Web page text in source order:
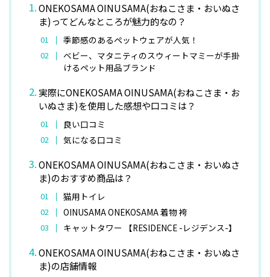
ONEKOSAMA OINUSAMA(おねこさま・おいぬさ
ま)ってどんなところが魅力的なの？
季節感のあるペットウェアが人気！
ベビー、マタニティのスウィートマミーが手掛
けるペット用品ブランド
実際にONEKOSAMA OINUSAMA(おねこさま・お
いぬさま)を使用した感想や口コミは？
良い口コミ
気になる口コミ
ONEKOSAMA OINUSAMA(おねこさま・おいぬさ
ま)のおすすめ商品は？
猫用トイレ
OINUSAMA ONEKOSAMA 着物 袴
キャットタワー 【RESIDENCE -レジデンス-】
ONEKOSAMA OINUSAMA(おねこさま・おいぬさ
ま)の店舗情報